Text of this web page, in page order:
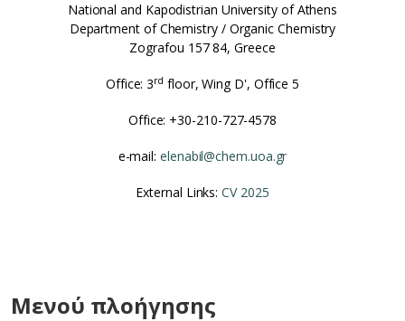
National and Kapodistrian University of Athens
Department of Chemistry / Organic Chemistry
Zografou 157 84, Greece
Office: 3rd floor, Wing D', Office 5
Office: +30-210-727-4578
e-mail: elenabil@chem.uoa.gr
External Links: CV 2025
Μενού πλοήγησης